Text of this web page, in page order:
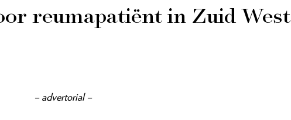
reuma­patiënt in Zuid West
– advertorial –